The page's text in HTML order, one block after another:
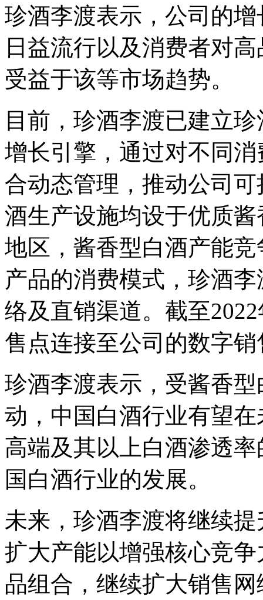
珍酒李渡表示，公司的
日益流行以及消费者对
受益于该等市场趋势。
目前，珍酒李渡已建立
增长引擎，通过对不同
合动态管理，推动公司
酒生产设施均设于优质
地区，酱香型白酒产能
产品的消费模式，珍酒
络及直销渠道。截至
售点连接至公司的数字
珍酒李渡表示，受酱香
动，中国白酒行业有望
高端及其以上白酒渗透
国白酒行业的发展。
未来，珍酒李渡将继续
扩大产能以增强核心竞
品组合，继续扩大销售